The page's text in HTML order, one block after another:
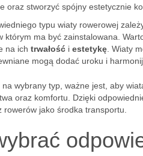
oraz stworzyć spójny estetycznie
typu wiaty rowerowej
w którym ma być zainstalowana.
na ich trwałość i estetykę . Wiaty
mogą dodać uroku i
wybrany typ, ważne jest, aby
oraz komfortu. Dzięki
rowerów jako środka transportu.